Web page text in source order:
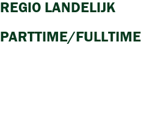
REGIO LANDELIJK
PARTTIME/FULLTIME